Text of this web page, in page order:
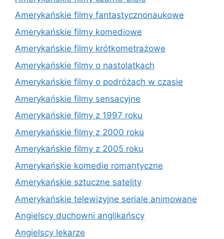
Amerykańskie filmy fantastycznonaukowe
Amerykańskie filmy komediowe
Amerykańskie filmy krótkometrażowe
Amerykańskie filmy o nastolatkach
Amerykańskie filmy o podróżach w czasie
Amerykańskie filmy sensacyjne
Amerykańskie filmy z 1997 roku
Amerykańskie filmy z 2000 roku
Amerykańskie filmy z 2005 roku
Amerykańskie komedie romantyczne
Amerykańskie sztuczne satelity
Amerykańskie telewizyjne seriale animowane
Angielscy duchowni anglikańscy
Angielscy lekarze